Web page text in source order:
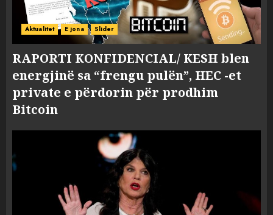
Aktualitet E jona Slider
RAPORTI KONFIDENCIAL/ KESH blen
energjinë sa “frengu pulën”, HEC -et
private e përdorin për prodhim
Bitcoin